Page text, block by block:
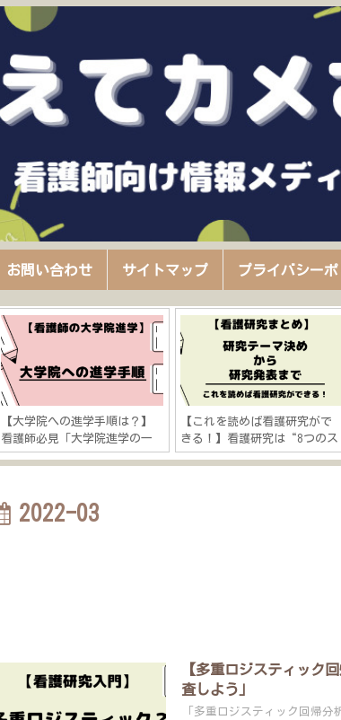
お問い合わせ サイトマップ プライバシーポ
【大学院への進学手順は？】
看護師必見「大学院進学の一
歩を踏み出そう！」
【これを読めば看護研究がで
きる！】看護研究は“8つのス
テップ”「研究テーマ決め→
2022-03
【多重ロジスティック
査しよう」
「多重ロジスティック回帰